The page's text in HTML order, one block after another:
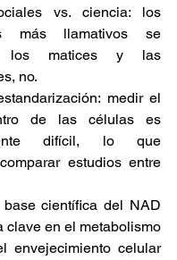
vs. ciencia: los
más llamativos se
los matices y las
no.
medir el
de las células es
difícil, lo que
estudios entre
científica del NAD
clave en el metabolismo
envejecimiento celular